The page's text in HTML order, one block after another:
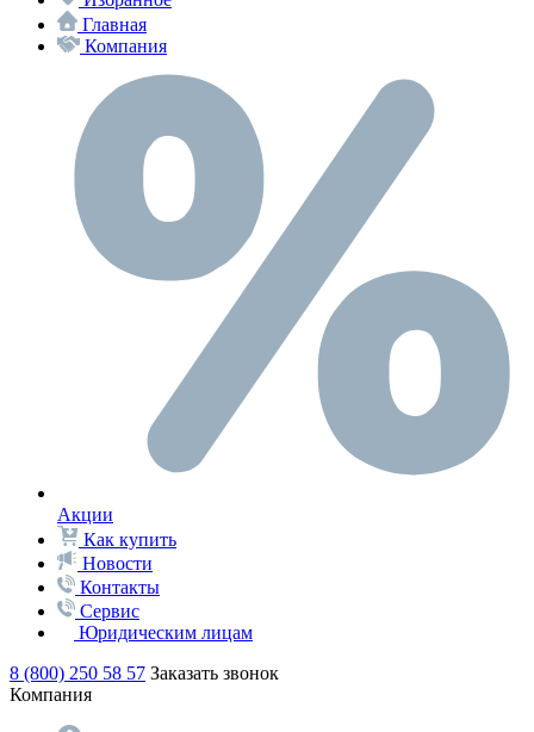
Главная
Компания
Акции
Как купить
Новости
Контакты
Сервис
Юридическим лицам
8 (800) 250 58 57 Заказать звонок
Компания